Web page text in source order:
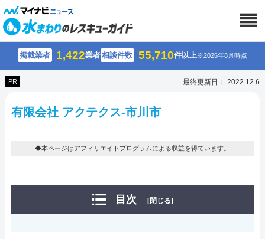
掲載業者 1,422業者相談件数 55,710件以上※2026年8月時点
PR 最終更新日： 2022.12.6
有限会社 アクテクス-市川市
◆本ページはアフィリエイトプログラムによる収益を得ています。
目次 [閉じる]